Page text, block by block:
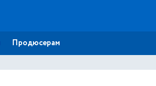
Продюсерам